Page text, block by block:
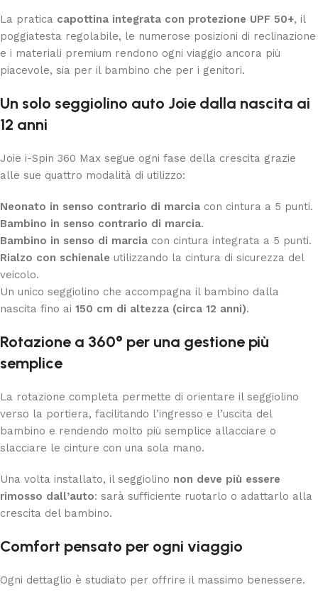
La pratica capottina integrata con protezione UPF 50+, il
poggiatesta regolabile, le numerose posizioni di reclinazione
e i materiali premium rendono ogni viaggio ancora più
piacevole, sia per il bambino che per i genitori.
Un solo seggiolino auto Joie dalla nascita ai
12 anni
Joie i-Spin 360 Max segue ogni fase della crescita grazie
alle sue quattro modalità di utilizzo:
Neonato in senso contrario di marcia con cintura a 5 punti.
Bambino in senso contrario di marcia.
Bambino in senso di marcia con cintura integrata a 5 punti.
Rialzo con schienale utilizzando la cintura di sicurezza del
veicolo.
Un unico seggiolino che accompagna il bambino dalla
nascita fino ai 150 cm di altezza (circa 12 anni).
Rotazione a 360° per una gestione più
semplice
La rotazione completa permette di orientare il seggiolino
verso la portiera, facilitando l’ingresso e l’uscita del
bambino e rendendo molto più semplice allacciare o
slacciare le cinture con una sola mano.
Una volta installato, il seggiolino non deve più essere
rimosso dall’auto: sarà sufficiente ruotarlo o adattarlo alla
crescita del bambino.
Comfort pensato per ogni viaggio
Ogni dettaglio è studiato per offrire il massimo benessere.